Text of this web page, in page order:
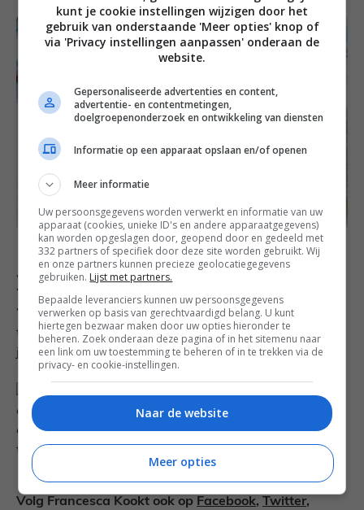
Bewaar dit recept op Pinterest!
Wil je dit recept opslaan zodat je ‘m later makkelijk
terug kunt vinden? Bewaar deze foto dan op een van
je Pinterest borden.
Volg Francesca Kookt ook op Facebook, Twitter,
kunt je cookie instellingen wijzigen door het
gebruik van onderstaande 'Meer opties' knop of
via 'Privacy instellingen aanpassen' onderaan de
website.
Gepersonaliseerde advertenties en content,
advertentie- en contentmetingen,
doelgroepenonderzoek en ontwikkeling van diensten
Informatie op een apparaat opslaan en/of openen
Meer informatie
Uw persoonsgegevens worden verwerkt en informatie van uw
apparaat (cookies, unieke ID's en andere apparaatgegevens)
kan worden opgeslagen door, geopend door en gedeeld met
332 partners of specifiek door deze site worden gebruikt. Wij
en onze partners kunnen precieze geolocatiegegevens
gebruiken. Lijst met partners.
Bepaalde leveranciers kunnen uw persoonsgegevens
verwerken op basis van gerechtvaardigd belang. U kunt
hiertegen bezwaar maken door uw opties hieronder te
beheren. Zoek onderaan deze pagina of in het sitemenu naar
een link om uw toestemming te beheren of in te trekken via de
privacy- en cookie-instellingen.
Naar de website
Meer opties